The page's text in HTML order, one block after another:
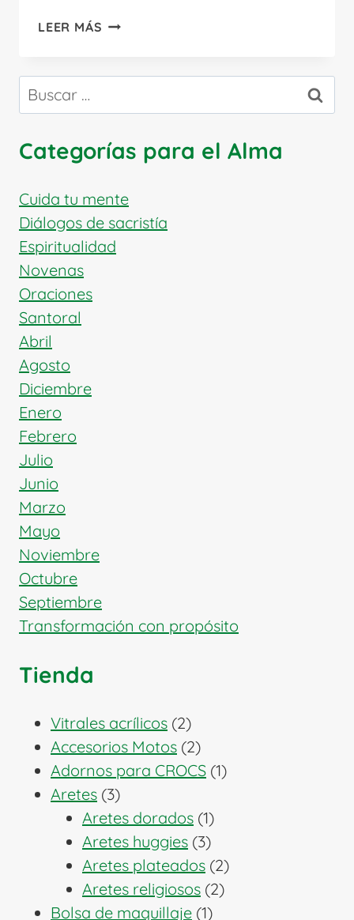
LEER MÁS NUESTRA
LOS
LA
QUE
EN
EL
SUFRIMIENTO
Buscar:
Categorías para el Alma
Cuida tu mente
Diálogos de sacristía
Espiritualidad
Novenas
Oraciones
Santoral
Abril
Agosto
Diciembre
Enero
Febrero
Julio
Junio
Marzo
Mayo
Noviembre
Octubre
Septiembre
Transformación con propósito
Tienda
Vitrales acrílicos 22
productos
Accesorios Motos 22
productos
Adornos para CROCS 11
Aretes 33
productos
Aretes dorados 11
producto
Aretes huggies 33
productos
Aretes plateados 22
productos
Aretes religiosos 22
Bolsa de maquillaje 11